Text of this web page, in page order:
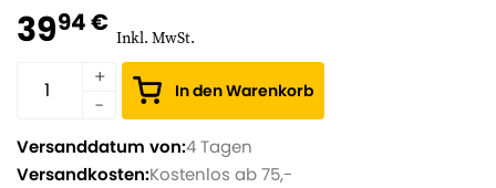
In den Warenkorb
3994 € Inkl. MwSt.
Versanddatum von:4 Tagen
Versandkosten:Kostenlos ab 75,-